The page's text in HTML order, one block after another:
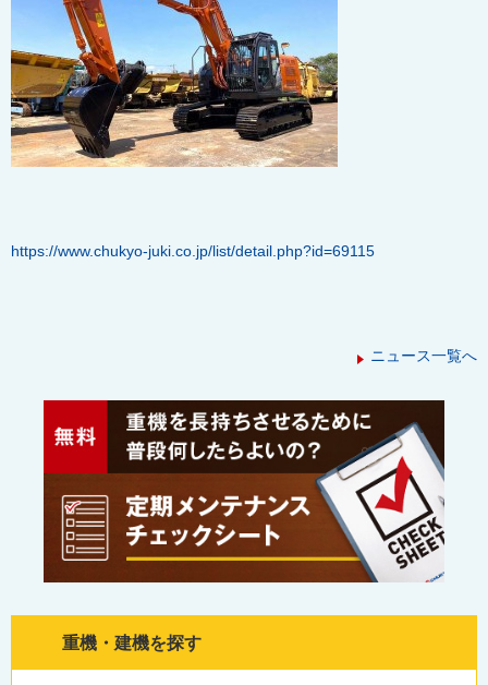
https://www.chukyo-juki.co.jp/list/detail.php?id=69115
ニュース一覧へ
重機・建機を探す